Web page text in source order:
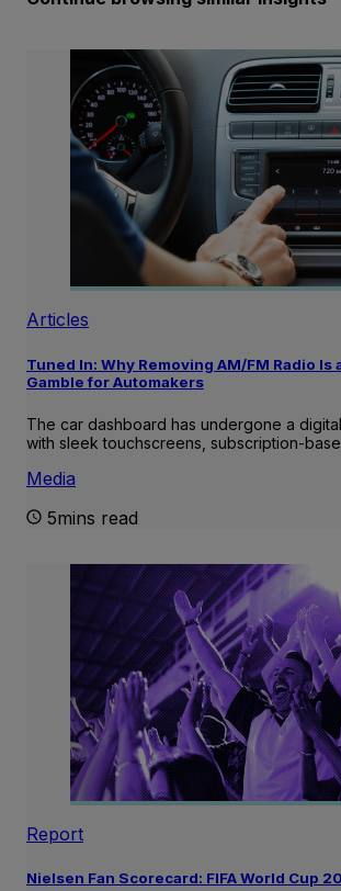
Articles
Tuned In: Why Removing AM/FM Radio
Gamble for Automakers
The car dashboard has undergone a
with sleek touchscreens, subscription-
Media
5mins read
Report
Nielsen Fan Scorecard: FIFA World Cup